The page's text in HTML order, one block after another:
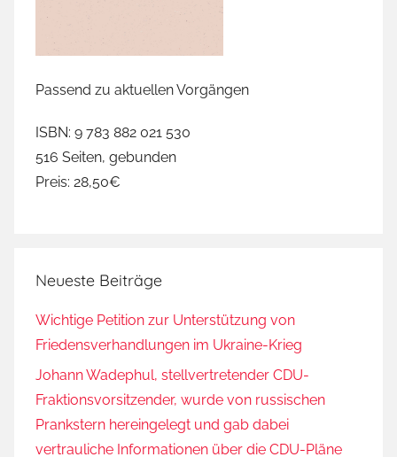
ä
m
e
b
t
n
,
F
l
ü
Passend zu aktuellen Vorgängen
ISBN: 9 783 882 021 530
516 Seiten, gebunden
Preis: 28,50€
Neueste Beiträge
Wichtige Petition zur Unterstützung von
Friedensverhandlungen im Ukraine-Krieg
Johann Wadephul, stellvertretender CDU-
Fraktionsvorsitzender, wurde von russischen
Prankstern hereingelegt und gab dabei
vertrauliche Informationen über die CDU-Pläne